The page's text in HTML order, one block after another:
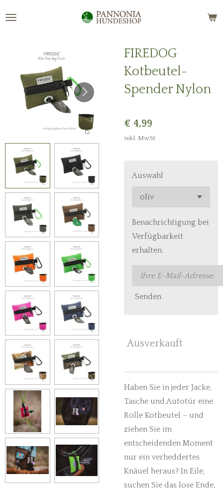
FIREDOG
Kotbeutel-
Spender Nylon
€ 4,99
inkl. MwSt
Auswahl
Benachrichtigung bei
Verfügbarkeit
erhalten.
Senden
Ausverkauft
Haben Sie in jeder Jacke,
Tasche und Autotür eine
Rolle Kotbeutel – und
ziehen Sie im
entscheidenden Moment
nur ein verheddertes
Knäuel heraus? In Eile,
suchen Sie das lose Ende,